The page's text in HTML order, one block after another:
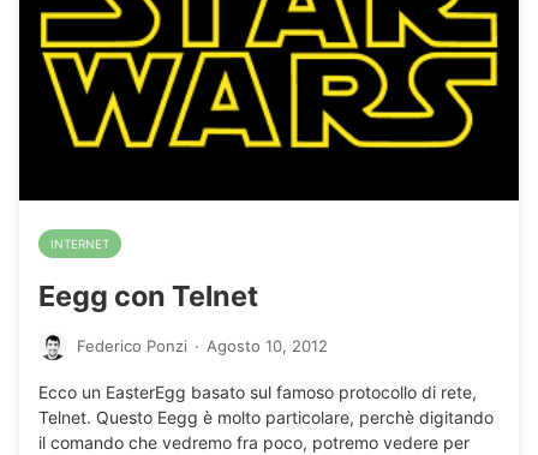
INTERNET
Eegg con Telnet
Federico Ponzi · Agosto 10, 2012
Ecco un EasterEgg basato sul famoso protocollo di rete,
Telnet. Questo Eegg è molto particolare, perchè digitando
il comando che vedremo fra poco, potremo vedere per